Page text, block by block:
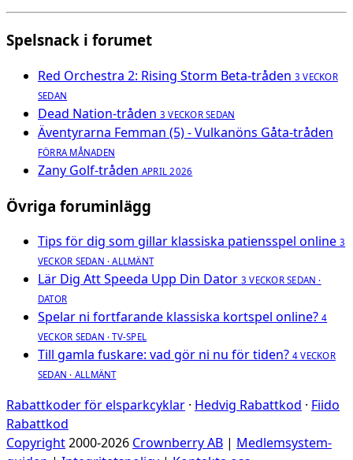
Spelsnack i forumet
Red Orchestra 2: Rising Storm Beta-tråden 3 VECKOR
SEDAN
Dead Nation-tråden 3 VECKOR SEDAN
Äventyrarna Femman (5) - Vulkanöns Gåta-tråden
FÖRRA MÅNADEN
Zany Golf-tråden APRIL 2026
Övriga foruminlägg
Tips för dig som gillar klassiska patiensspel online 3
VECKOR SEDAN · ALLMÄNT
Lär Dig Att Speeda Upp Din Dator 3 VECKOR SEDAN ·
DATOR
Spelar ni fortfarande klassiska kortspel online? 4
VECKOR SEDAN · TV-SPEL
Till gamla fuskare: vad gör ni nu för tiden? 4 VECKOR
SEDAN · ALLMÄNT
Rabattkoder för elsparkcyklar · Hedvig Rabattkod · Fiido
Rabattkod
Copyright2000-2026 Crownberry AB | Medlemsystem-